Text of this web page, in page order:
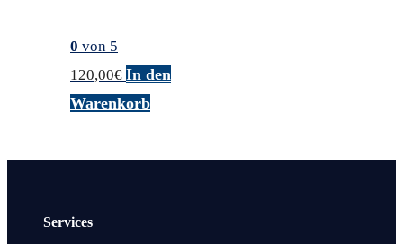
0 von 5
120,00€ In den
Warenkorb
Services